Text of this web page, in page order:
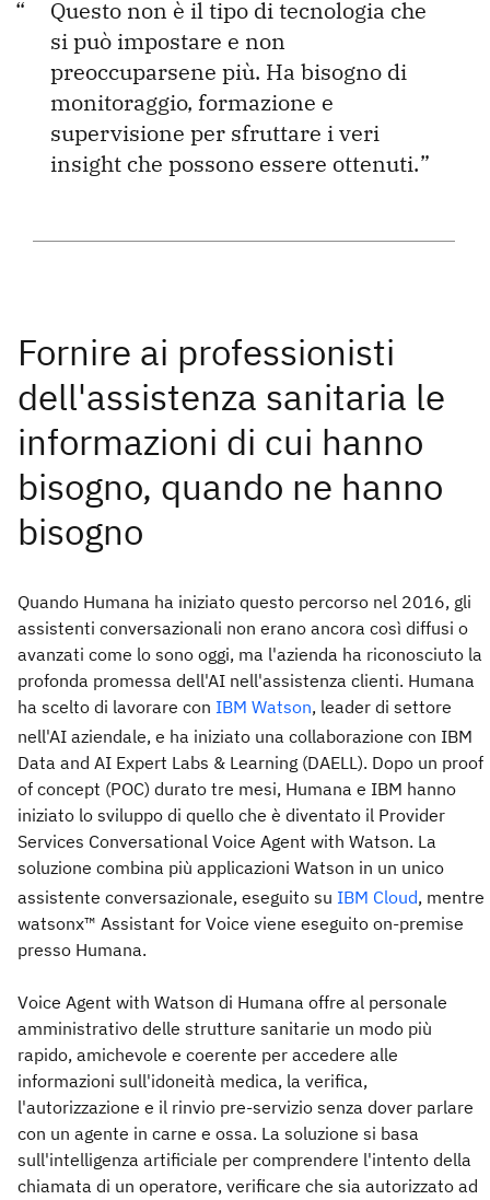
Questo non è il tipo di tecnologia che
si può impostare e non
preoccuparsene più. Ha bisogno di
monitoraggio, formazione e
supervisione per sfruttare i veri
insight che possono essere ottenuti.
Quando Humana ha iniziato questo percorso nel 2016, gli
assistenti conversazionali non erano ancora così diffusi o
avanzati come lo sono oggi, ma l'azienda ha riconosciuto la
profonda promessa dell'AI nell'assistenza clienti. Humana
ha scelto di lavorare con IBM Watson, leader di settore
nell'AI aziendale, e ha iniziato una collaborazione con IBM
Data and AI Expert Labs & Learning (DAELL). Dopo un proof
of concept (POC) durato tre mesi, Humana e IBM hanno
iniziato lo sviluppo di quello che è diventato il Provider
Services Conversational Voice Agent with Watson. La
soluzione combina più applicazioni Watson in un unico
assistente conversazionale, eseguito su IBM Cloud, mentre
watsonx™ Assistant for Voice viene eseguito on-premise
presso Humana.
Voice Agent with Watson di Humana offre al personale
amministrativo delle strutture sanitarie un modo più
rapido, amichevole e coerente per accedere alle
informazioni sull'idoneità medica, la verifica,
l'autorizzazione e il rinvio pre-servizio senza dover parlare
con un agente in carne e ossa. La soluzione si basa
sull'intelligenza artificiale per comprendere l'intento della
chiamata di un operatore, verificare che sia autorizzato ad